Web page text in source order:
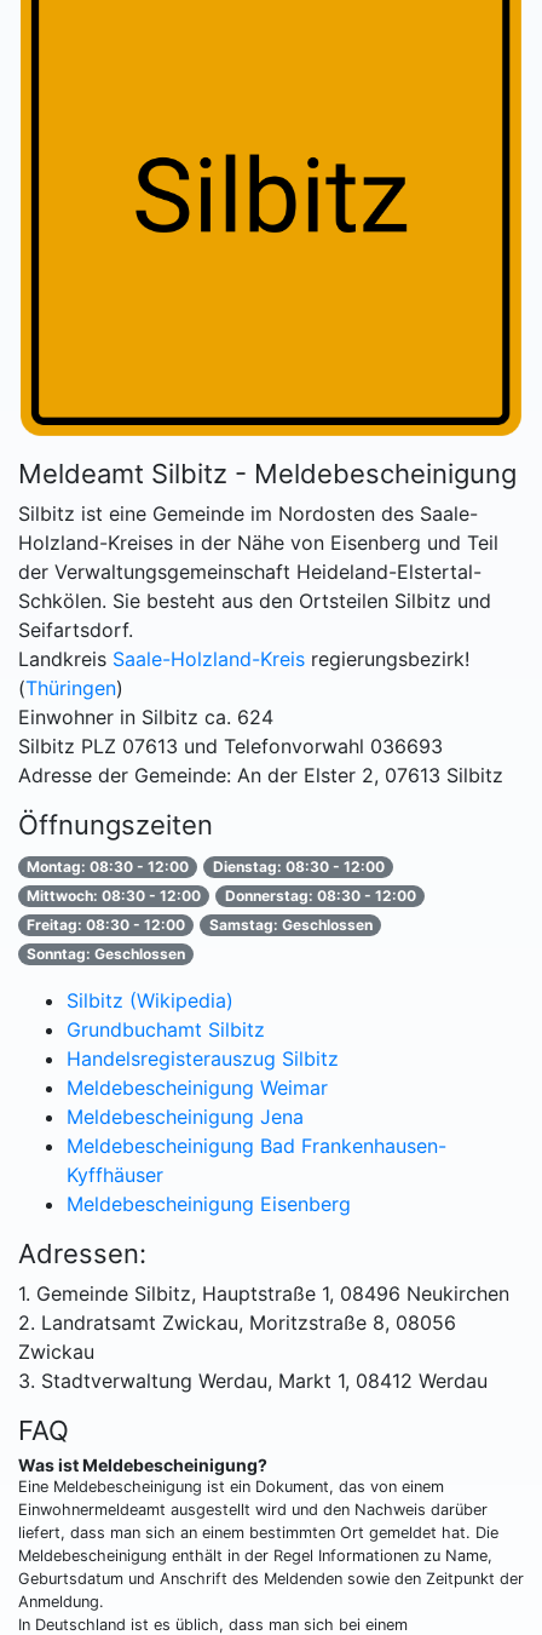
Meldeamt Silbitz - Meldebescheinigung
Silbitz ist eine Gemeinde im Nordosten des Saale-
Holzland-Kreises in der Nähe von Eisenberg und Teil
der Verwaltungsgemeinschaft Heideland-Elstertal-
Schkölen. Sie besteht aus den Ortsteilen Silbitz und
Seifartsdorf.
Landkreis Saale-Holzland-Kreis regierungsbezirk!
(Thüringen)
Einwohner in Silbitz ca. 624
Silbitz PLZ 07613 und Telefonvorwahl 036693
Adresse der Gemeinde: An der Elster 2, 07613 Silbitz
Öffnungszeiten
Montag: 08:30 - 12:00
Dienstag: 08:30 - 12:00
Mittwoch: 08:30 - 12:00
Donnerstag: 08:30 - 12:00
Freitag: 08:30 - 12:00
Samstag: Geschlossen
Sonntag: Geschlossen
Silbitz (Wikipedia)
Grundbuchamt Silbitz
Handelsregisterauszug Silbitz
Meldebescheinigung Weimar
Meldebescheinigung Jena
Meldebescheinigung Bad Frankenhausen-
Kyffhäuser
Meldebescheinigung Eisenberg
Adressen:
1. Gemeinde Silbitz, Hauptstraße 1, 08496 Neukirchen
2. Landratsamt Zwickau, Moritzstraße 8, 08056
Zwickau
3. Stadtverwaltung Werdau, Markt 1, 08412 Werdau
FAQ
Was ist Meldebescheinigung?
Eine Meldebescheinigung ist ein Dokument, das von einem
Einwohnermeldeamt ausgestellt wird und den Nachweis darüber
liefert, dass man sich an einem bestimmten Ort gemeldet hat. Die
Meldebescheinigung enthält in der Regel Informationen zu Name,
Geburtsdatum und Anschrift des Meldenden sowie den Zeitpunkt der
Anmeldung.
In Deutschland ist es üblich, dass man sich bei einem